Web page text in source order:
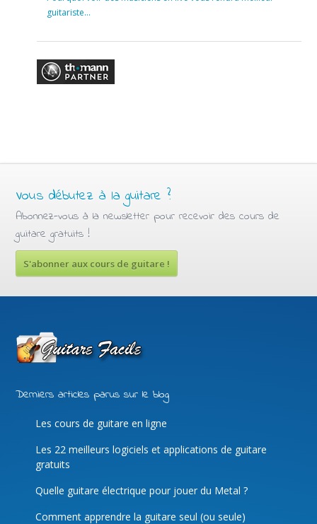
guitariste…
Vous débutez à la guitare ?
Abonnez-vous à la newsletter pour recevoir des cours de
guitare gratuits !
S'abonner aux cours de guitare !
Derniers articles parus sur le blog
Les cours de guitare en ligne
Les 22 meilleurs logiciels et applications de guitare
gratuits
Quelle guitare électrique pour jouer du Metal ?
Comment apprendre la guitare seul (ou seule)